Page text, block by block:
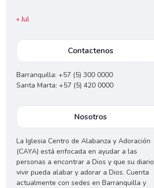
« Jul
Contactenos
Barranquilla: +57 (5) 300 0000
Santa Marta: +57 (5) 420 0000
Nosotros
La Iglesia Centro de Alabanza y Adoración
(CAYA) está enfocada en ayudar a las
personas a encontrar a Dios y que su diario
vivir pueda alabar y adorar a Dios. Cuenta
actualmente con sedes en Barranquilla y